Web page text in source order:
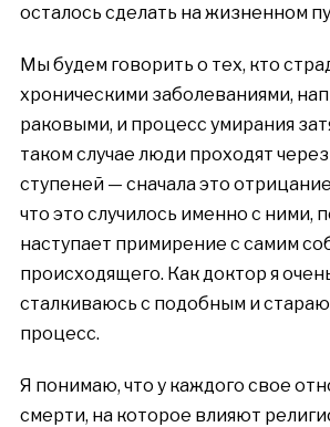
осталось сделать на жизненном
Мы будем говорить о тех, кто
хроническими заболеваниями,
раковыми, и процесс умирания
таком случае люди проходят
ступеней — сначала это
что это случилось именно с ними,
наступает примирение с самим
происходящего. Как доктор я
сталкиваюсь с подобным и
процесс.
Я понимаю, что у каждого свое
смерти, на которое влияют